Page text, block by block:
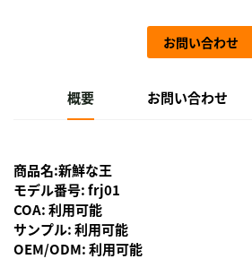
お問い合わせ
概要 お問い合わせ
商品名:新鮮な王
モデル番号: frj01
COA: 利用可能
サンプル: 利用可能
OEM/ODM: 利用可能